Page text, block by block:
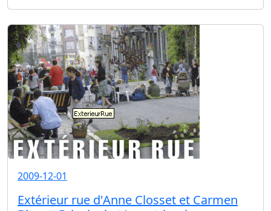
2009-12-01
Extérieur rue d'Anne Closset et Carmen